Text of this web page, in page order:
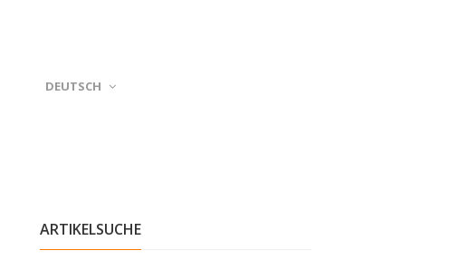
DEUTSCH
ARTIKELSUCHE